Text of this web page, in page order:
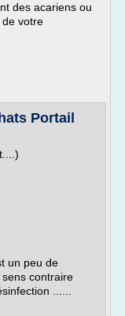
des acariens ou
votre
Portail
un peu de
contraire
......